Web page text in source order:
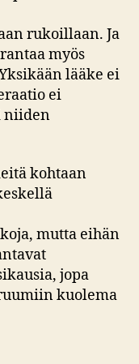
rukoillaan. Ja
myös
lääke ei
ei
niiden
kohtaan
mutta eihän
jopa
kuolema